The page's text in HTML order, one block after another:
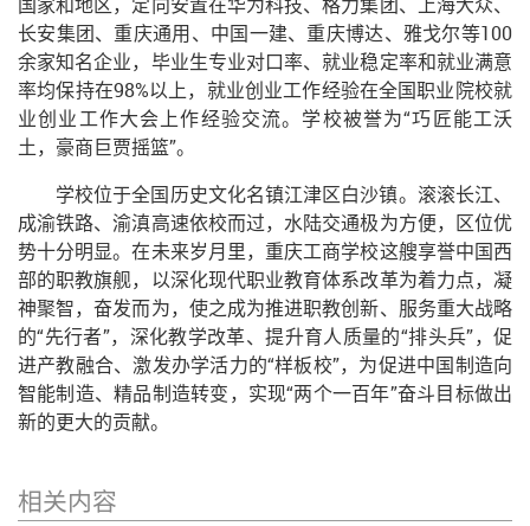
长安集团、重庆通用、中国一建、重庆博达、雅戈尔等100
余家知名企业，毕业生专业对口率、就业稳定率和就业满意
率均保持在98%以上，就业创业工作经验在全国职业院校就
业创业工作大会上作经验交流。学校被誉为“巧匠能工沃
土，豪商巨贾摇篮”。
学校位于全国历史文化名镇江津区白沙镇。滚滚长江、
成渝铁路、渝滇高速依校而过，水陆交通极为方便，区位优
势十分明显。在未来岁月里，重庆工商学校这艘享誉中国西
部的职教旗舰，以深化现代职业教育体系改革为着力点，凝
神聚智，奋发而为，使之成为推进职教创新、服务重大战略
的“先行者”，深化教学改革、提升育人质量的“排头兵”，促
进产教融合、激发办学活力的“样板校”，为促进中国制造向
智能制造、精品制造转变，实现“两个一百年”奋斗目标做出
新的更大的贡献。
相关内容